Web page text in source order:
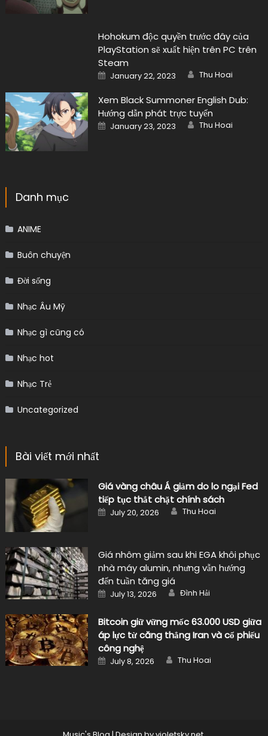
Hohokum độc quyền trước đây của
PlayStation sẽ xuất hiện trên PC trên
Steam
Posted
on
January 22, 2023 Author
Thu Hoai
Xem Black Summoner English Dub:
Hướng dẫn phát trực tuyến
Posted
on
January 23, 2023 Author
Thu Hoai
Danh mục
ANIME
Buôn chuyện
Đời sống
Nhạc Âu Mỹ
Nhạc gì cũng có
Nhạc hot
Nhạc Trẻ
Uncategorized
Bài viết mới nhất
Giá vàng châu Á giảm do lo ngại Fed
tiếp tục thắt chặt chính sách
Posted
on
July 20, 2026 Author
Thu Hoai
Giá nhôm giảm sau khi EGA khôi phục
nhà máy alumin, nhưng vẫn hướng
đến tuần tăng giá
Posted
on
July 13, 2026 Author
Đình Hải
Bitcoin giữ vững mốc 63.000 USD giữa
áp lực từ căng thẳng Iran và cổ phiếu
công nghệ
Posted
on
July 8, 2026 Author
Thu Hoai